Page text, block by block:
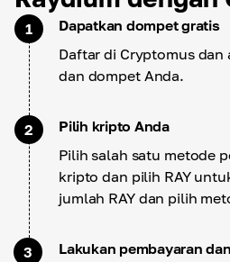
1
Dapatkan dompet gratis
Daftar di Cryptomus
dan dompet Anda.
2
Pilih kripto Anda
Pilih salah satu metode
kripto dan pilih RAY
jumlah RAY dan pilih
3
Lakukan pembayaran